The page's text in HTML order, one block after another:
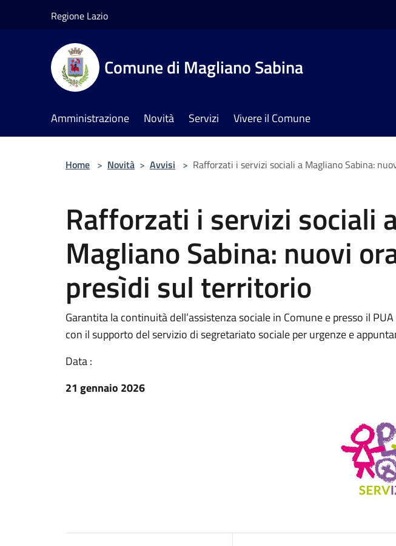
Regione Lazio
Comune di Magliano Sabina
Amministrazione Novità Servizi Vivere il Comune
Home > Novità > Avvisi > Rafforzati i servizi sociali a Magliano Sabina:
Rafforzati i servizi sociali
Magliano Sabina: nuovi
presìdi sul territorio
Garantita la continuità dell’assistenza sociale in Comune e presso il
con il supporto del servizio di segretariato sociale per urgenze e
Data :
21 gennaio 2026